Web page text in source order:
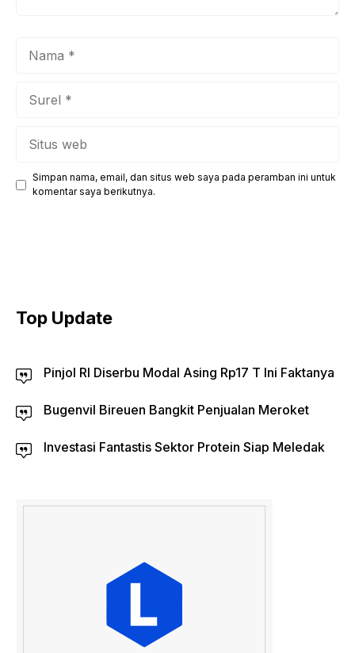
Simpan nama, email, dan situs web saya pada peramban ini untuk
komentar saya berikutnya.
Top Update
Pinjol RI Diserbu Modal Asing Rp17 T Ini Faktanya
Bugenvil Bireuen Bangkit Penjualan Meroket
Investasi Fantastis Sektor Protein Siap Meledak